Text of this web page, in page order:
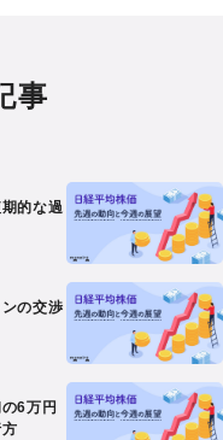
事
的な過
の交渉
6万円